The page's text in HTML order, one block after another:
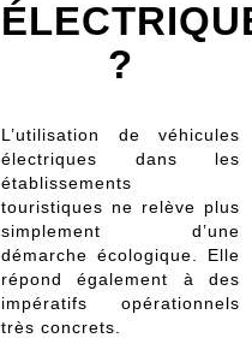
?
L’utilisation de véhicules
électriques dans les
établissements
touristiques ne relève plus
simplement d’une
démarche écologique. Elle
répond également à des
impératifs opérationnels
très concrets.